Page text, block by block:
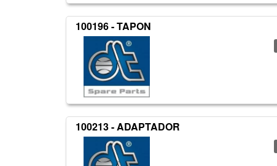
100196 - TAPON
100213 - ADAPTADOR